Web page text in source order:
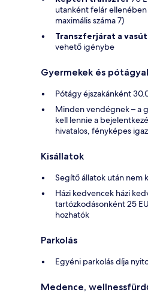
utanként felár
maximális száma 7)
Transzferjárat a
vehető igénybe
Gyermekek és
Pótágy éjszakánként
Minden vendégnek – a
kell lennie a
hivatalos, fényképes
Kisállatok
Segítő állatok után nem
Házi kedvencek házi
tartózkodásonként 25
hozhatók
Parkolás
Egyéni parkolás díja
Medence,